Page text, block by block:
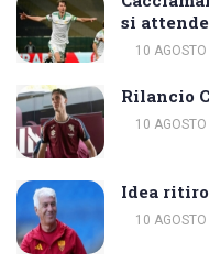
si
10
Rilancio
10
Idea
10